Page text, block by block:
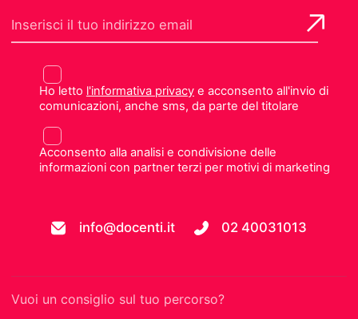
Ho letto l'informativa privacye acconsento all'invio di
comunicazioni, anche sms, da parte del titolare
Acconsento alla analisi e condivisione delle
informazioni con partner terzi per motivi di marketing
info@docenti.it 02 40031013
Vuoi un consiglio sul tuo percorso?